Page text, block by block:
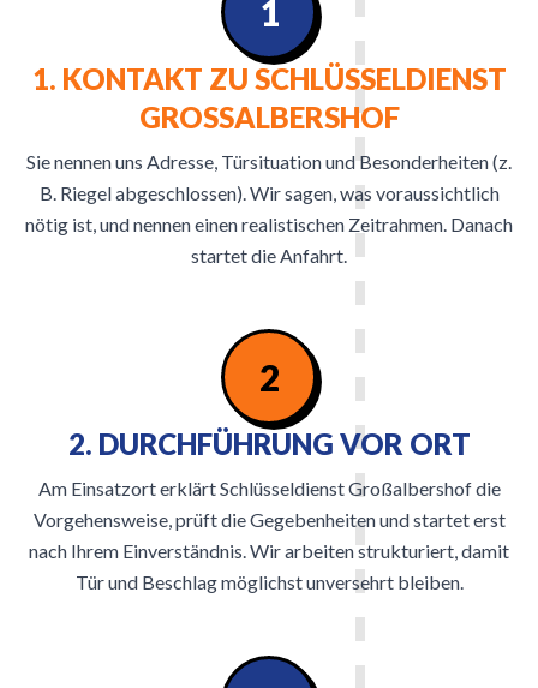
1. KONTAKT ZU SCHLÜSSELDIENST
GROSSALBERSHOF
Sie nennen uns Adresse, Türsituation und Besonderheiten (z.
B. Riegel abgeschlossen). Wir sagen, was voraussichtlich
nötig ist, und nennen einen realistischen Zeitrahmen. Danach
startet die Anfahrt.
1
2
2. DURCHFÜHRUNG VOR ORT
Am Einsatzort erklärt Schlüsseldienst Großalbershof die
Vorgehensweise, prüft die Gegebenheiten und startet erst
nach Ihrem Einverständnis. Wir arbeiten strukturiert, damit
Tür und Beschlag möglichst unversehrt bleiben.